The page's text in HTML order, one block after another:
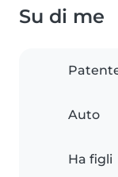
Su di me
Auto
Ha figli